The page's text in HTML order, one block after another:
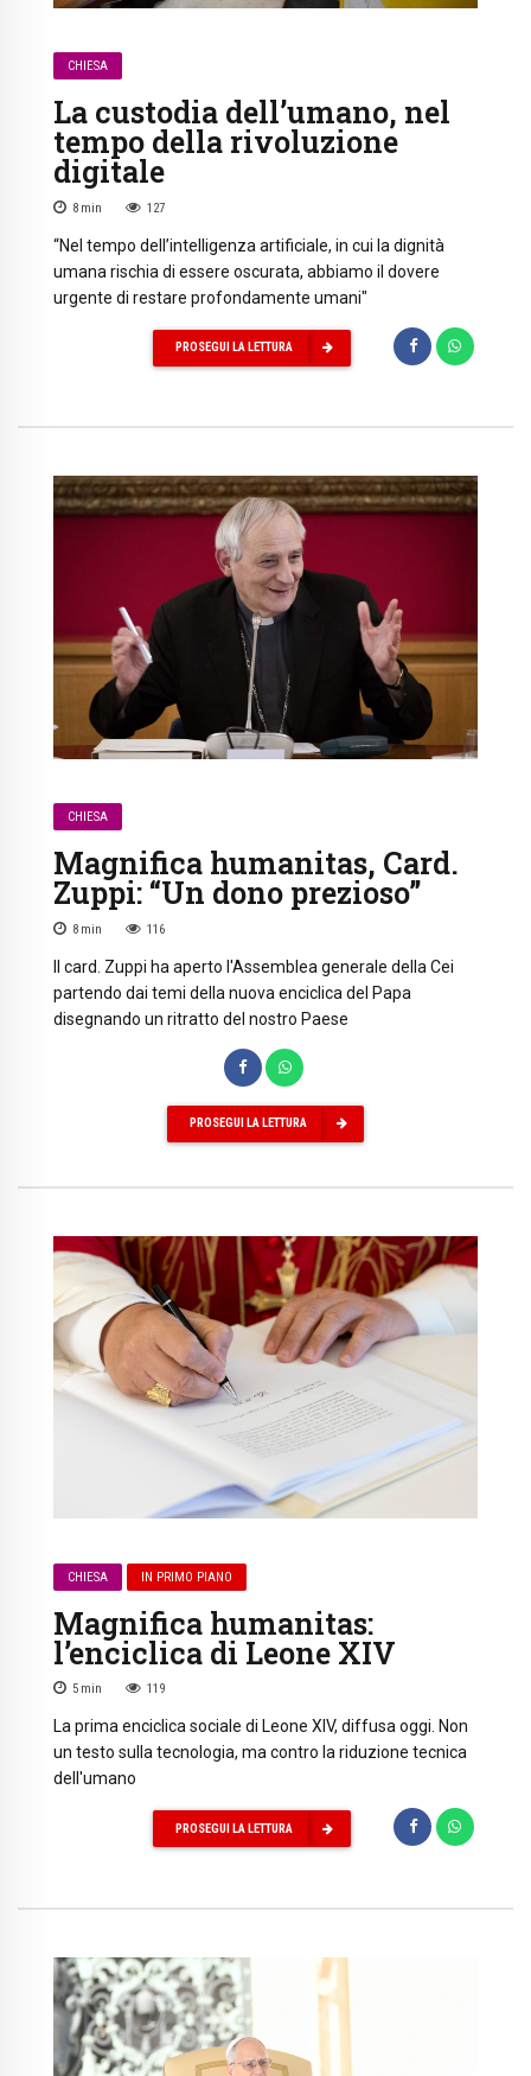
CHIESA
La custodia dell’umano, nel
tempo della rivoluzione
digitale
8 min 127
“Nel tempo dell’intelligenza artificiale, in cui la dignità
umana rischia di essere oscurata, abbiamo il dovere
urgente di restare profondamente umani"
PROSEGUI LA LETTURA
CHIESA
Magnifica humanitas, Card.
Zuppi: “Un dono prezioso”
8 min 116
Il card. Zuppi ha aperto l'Assemblea generale della Cei
partendo dai temi della nuova enciclica del Papa
disegnando un ritratto del nostro Paese
PROSEGUI LA LETTURA
CHIESA IN PRIMO PIANO
Magnifica humanitas:
l’enciclica di Leone XIV
5 min 119
La prima enciclica sociale di Leone XIV, diffusa oggi. Non
un testo sulla tecnologia, ma contro la riduzione tecnica
dell'umano
PROSEGUI LA LETTURA